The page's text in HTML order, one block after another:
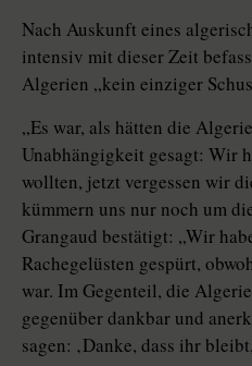
Nach Auskunft eines
intensiv mit dieser Zeit
Algerien „kein einziger
„Es war, als hätten die
Unabhängigkeit gesagt: Wir
wollten, jetzt vergessen wir
kümmern uns nur noch um
Grangaud bestätigt: „Wir
Rachegelüsten gespürt,
war. Im Gegenteil, die
gegenüber dankbar und
sagen: ‚Danke, dass ihr